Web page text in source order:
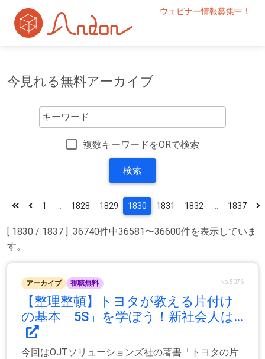
ウェビナー情報募集中！
今見れる無料アーカイブ
キーワード
複数キーワードをORで検索
検索
[ 1830 / 1837 ] 36740件中36581〜36600件を表示していま
す。
1 1828 1829 1830 1831 1832 1837
アーカイブ 視聴無料 No.5076
【整理整頓】トヨタが教える片付け
の基本「5S」を学ぼう！新社会人は...
今回はOJTソリューションズ社の著書「トヨタの片